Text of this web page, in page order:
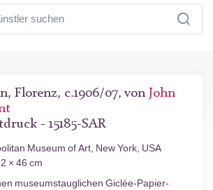
Florenz, c.1906/07, von John
- 15185-SAR
Museum of Art, New York, USA
× 46 cm
museumstauglichen Giclée-Papier-